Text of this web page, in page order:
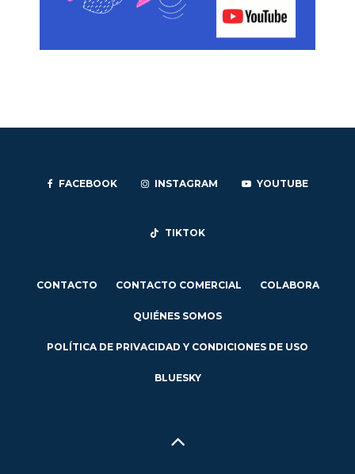
FACEBOOK INSTAGRAM YOUTUBE
TIKTOK
CONTACTO CONTACTO COMERCIAL COLABORA
QUIÉNES SOMOS
POLÍTICA DE PRIVACIDAD Y CONDICIONES DE USO
BLUESKY